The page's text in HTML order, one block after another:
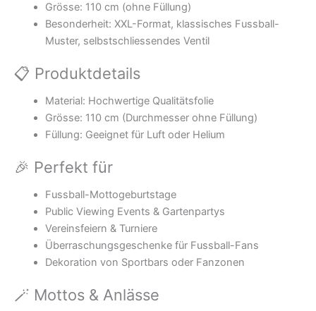
Grösse: 110 cm (ohne Füllung)
Besonderheit: XXL-Format, klassisches Fussball-
Muster, selbstschliessendes Ventil
📋 Produktdetails
Material: Hochwertige Qualitätsfolie
Grösse: 110 cm (Durchmesser ohne Füllung)
Füllung: Geeignet für Luft oder Helium
🎉 Perfekt für
Fussball-Mottogeburtstage
Public Viewing Events & Gartenpartys
Vereinsfeiern & Turniere
Überraschungsgeschenke für Fussball-Fans
Dekoration von Sportbars oder Fanzonen
🪄 Mottos & Anlässe